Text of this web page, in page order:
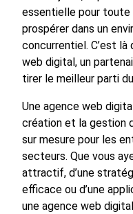
essentielle pour toute
prospérer dans un
concurrentiel. C’est là
web digital, un
tirer le meilleur parti
Une agence web
création et la gestion
sur mesure pour les
secteurs. Que vous
attractif, d’une
efficace ou d’une
une agence web